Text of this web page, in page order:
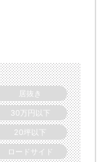
居抜き
30万円以下
20坪以下
ロードサイド